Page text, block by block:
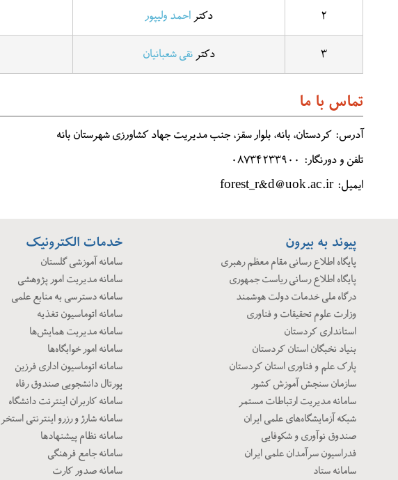
۲
دکتراحمد ولی­پور
۳
دکترنقی شعبانیان
تماس با ما
آدرس: کردستان، بانه، بلوار سقز، جنب مدیریت جهاد کشاورزی شهرستان بانه
تلفن و دورنگار: ۰۸۷۳۴۲۳۳۹۰۰
ایمیل: forest_r&d@uok.ac.ir
پیوند به بیرون
پایگاه اطلاع رسانی مقام معظم رهبری
پایگاه اطلاع رسانی ریاست جمهوری
درگاه ملی خدمات دولت هوشمند
وزارت علوم تحقیقات و فناوری
استانداری کردستان
بنیاد نخبگان استان کردستان
پارک علم و فناوری استان کردستان
سازمان سنجش آموزش کشور
سامانه مدیریت ارتباطات مستمر
شبکه آزمایشگاه‌های علمی ایران
صندوق نوآوری و شکوفایی
فدراسیون سرآمدان علمی ایران
سامانه ستاد
خدمات الکترونیک
سامانه آموزشی گلستان
سامانه مدیریت امور پژوهشی
سامانه دسترسی به منابع علمی
سامانه اتوماسیون تغذیه
سامانه مدیریت همایش‌ها
سامانه امور خوابگاه‌ها
سامانه اتوماسیون اداری فرزین
پورتال دانشجویی صندوق رفاه
سامانه کاربران اینترنت دانشگاه
سامانه شارژ و رزرو اینترنتی استخر
سامانه نظام پیشنهادها
سامانه جامع فرهنگی
سامانه صدور کارت